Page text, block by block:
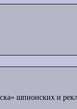
шпионских и